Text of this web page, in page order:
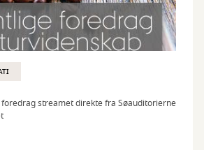
streamet direkte fra Søauditorierne